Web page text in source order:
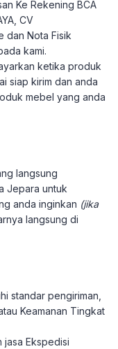
Ke Rekening BCA
CV
dan Nota Fisik
kami.
ketika produk
siap kirim dan anda
mebel yang anda
langsung
Jepara untuk
anda inginkan (jika
langsung di
standar pengiriman,
Keamanan Tingkat
jasa Ekspedisi